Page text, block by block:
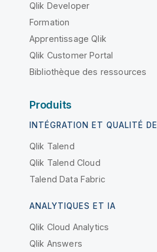
Qlik Developer
Formation
Apprentissage Qlik
Qlik Customer Portal
Bibliothèque des ressources
Produits
INTÉGRATION ET QUALITÉ
Qlik Talend
Qlik Talend Cloud
Talend Data Fabric
ANALYTIQUES ET IA
Qlik Cloud Analytics
Qlik Answers